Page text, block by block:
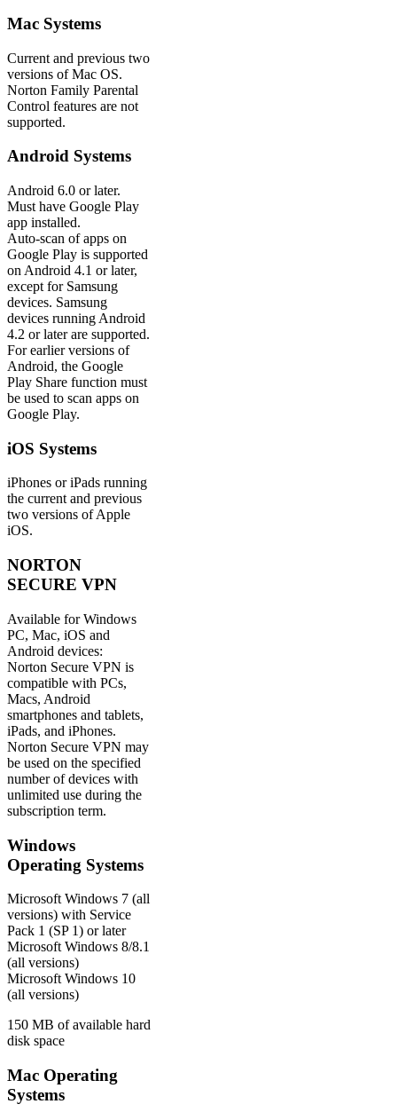
Mac Systems
Current and previous two
versions of Mac OS.
Norton Family Parental
Control features are not
supported.
Android Systems
Android 6.0 or later.
Must have Google Play
app installed.
Auto-scan of apps on
Google Play is supported
on Android 4.1 or later,
except for Samsung
devices. Samsung
devices running Android
4.2 or later are supported.
For earlier versions of
Android, the Google
Play Share function must
be used to scan apps on
Google Play.
iOS Systems
iPhones or iPads running
the current and previous
two versions of Apple
iOS.
NORTON
SECURE VPN
Available for Windows
PC, Mac, iOS and
Android devices:
Norton Secure VPN is
compatible with PCs,
Macs, Android
smartphones and tablets,
iPads, and iPhones.
Norton Secure VPN may
be used on the specified
number of devices with
unlimited use during the
subscription term.
Windows
Operating Systems
Microsoft Windows 7 (all
versions) with Service
Pack 1 (SP 1) or later
Microsoft Windows 8/8.1
(all versions)
Microsoft Windows 10
(all versions)
150 MB of available hard
disk space
Mac Operating
Systems